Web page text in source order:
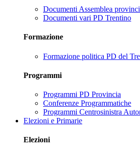
Documenti Assemblea
Documenti vari PD Trentino
Formazione
Formazione politica PD del
Programmi
Programmi PD Provincia
Conferenze Programmatiche
Programmi Centrosinistra
Elezioni e Primarie
Elezioni